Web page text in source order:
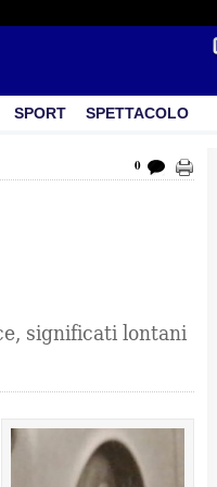
SPORT SPETTACOLO
0
significati lontani